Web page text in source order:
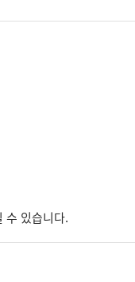
수 있습니다.